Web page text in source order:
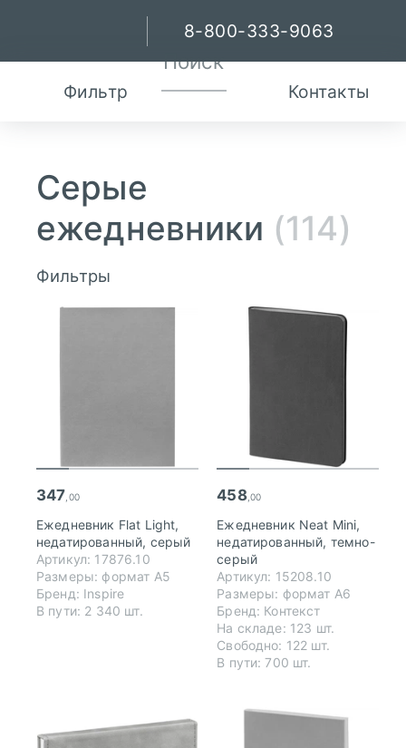
8-800-333-9063
Фильтр Контакты
Серые
ежедневники (114)
Фильтры
347 ,00
Ежедневник Flat Light,
недатированный, серый
Артикул: 17876.10
Размеры: формат А5
Бренд: Inspire
В пути: 2 340 шт.
458,00
Ежедневник Neat Mini,
недатированный, темно-
серый
Артикул: 15208.10
Размеры: формат А6
Бренд: Контекст
На складе: 123 шт.
Свободно: 122 шт.
В пути: 700 шт.